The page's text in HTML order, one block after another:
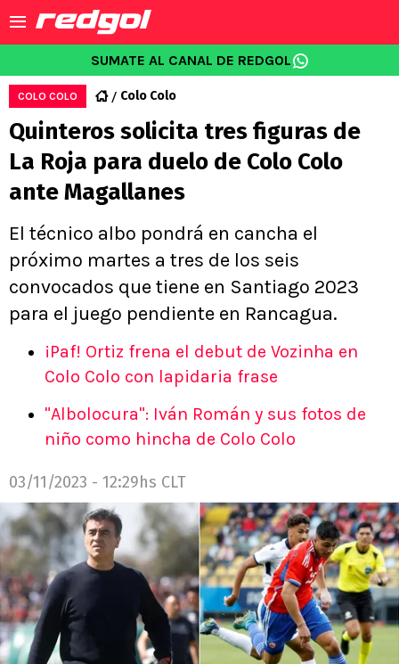
SUMATE AL CANAL DE REDGOL
COLO COLO Colo Colo
Quinteros solicita tres figuras de
La Roja para duelo de Colo Colo
ante Magallanes
El técnico albo pondrá en cancha el
próximo martes a tres de los seis
convocados que tiene en Santiago 2023
para el juego pendiente en Rancagua.
¡Paf! Ortiz frena el debut de Vozinha en
Colo Colo con lapidaria frase
"Albolocura": Iván Román y sus fotos de
niño como hincha de Colo Colo
03/11/2023 - 12:29hs CLT